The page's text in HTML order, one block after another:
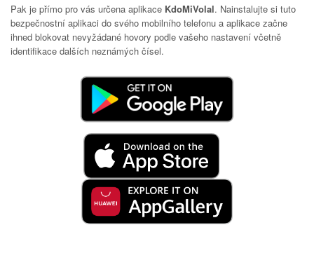
Pak je přímo pro vás určena aplikace KdoMiVolal. Nainstalujte si tuto
bezpečnostní aplikaci do svého mobilního telefonu a aplikace začne
ihned blokovat nevyžádané hovory podle vašeho nastavení včetně
identifikace dalších neznámých čísel.